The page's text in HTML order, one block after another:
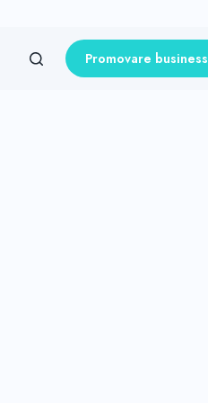
Promovare business